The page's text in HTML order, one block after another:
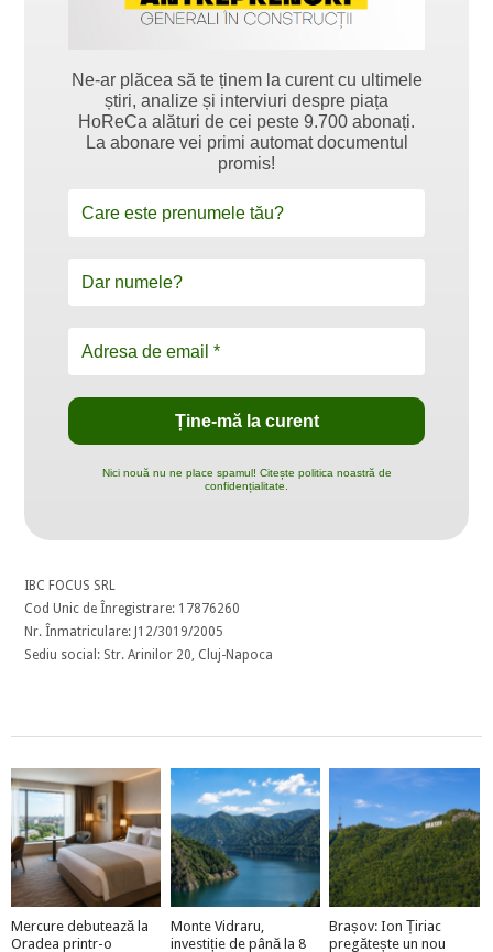
Ne-ar plăcea să te ținem la curent cu ultimele
știri, analize și interviuri despre piața
HoReCa alături de cei peste 9.700 abonați.
La abonare vei primi automat documentul
promis!
Nici nouă nu ne place spamul! Citește politica noastră de
confidențialitate.
IBC FOCUS SRL
Cod Unic de Înregistrare: 17876260
Nr. Înmatriculare: J12/3019/2005
Sediu social: Str. Arinilor 20, Cluj-Napoca
Mercure debutează la
Oradea printr-o
Monte Vidraru,
investiție de până la 8
Brașov: Ion Țiriac
pregătește un nou